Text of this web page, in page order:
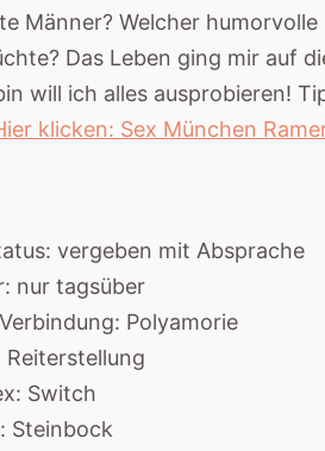
Männer? Welcher humorvolle
Das Leben ging mir auf
will ich alles ausprobieren!
klicken: Sex München
vergeben mit Absprache
nur tagsüber
Polyamorie
Reiterstellung
Switch
Steinbock